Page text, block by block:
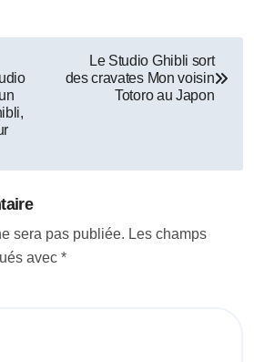
Le Studio Ghibli sort
des cravates Mon voisin
Totoro au Japon
sera pas publiée. Les champs
avec *